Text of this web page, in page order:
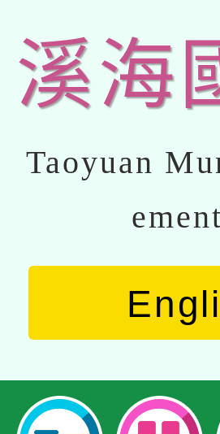
溪海
Taoyuan